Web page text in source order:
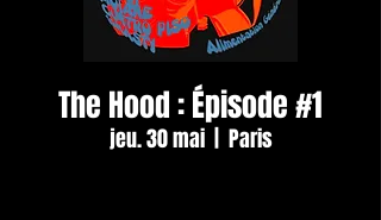
The Hood : Épisode #1
jeu. 30 mai
  |
Paris